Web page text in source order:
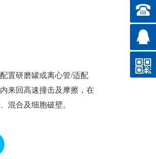
置研磨罐或离心管/适配
来回高速撞击及摩擦，在
混合及细胞破壁。